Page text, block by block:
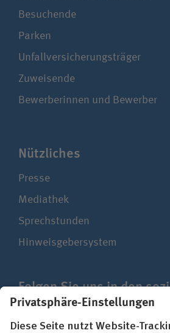
Besuchende
Parken
Unfallversicherungsträger
Zuweisende
Bewerberinnen und Bewerber
Nützliches
Presse
Mediathek
Sprechstunden
Hinweisgebersystem
Folgen Sie uns in den
Netzwerken